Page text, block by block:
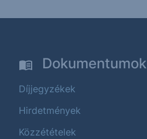
Dokumentumok
Díjjegyzékek
Hirdetmények
Közzétételek